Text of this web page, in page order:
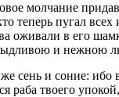
молчание
теперь пугал
оживали в его
и нежною
сень и соние:
раба твоего